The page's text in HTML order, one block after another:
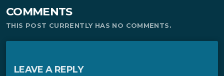
COMMENTS
THIS POST CURRENTLY HAS NO COMMENTS.
LEAVE A REPLY